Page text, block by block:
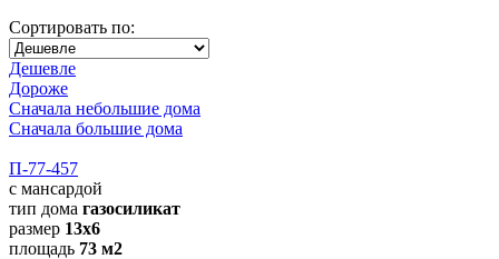
Сортировать по:
Дешевле
Дороже
Сначала небольшие дома
Сначала большие дома
П-77-457
с мансардой
тип дома газосиликат
размер 13х6
площадь 73 м2